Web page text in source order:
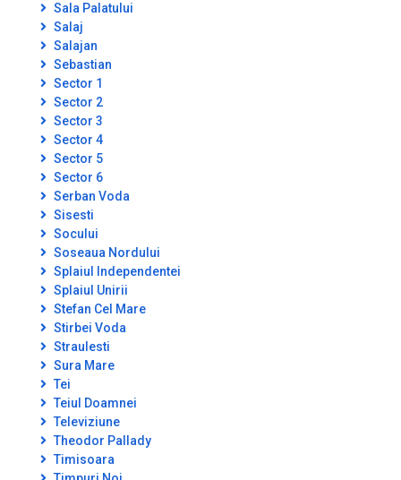
Sala Palatului
Salaj
Salajan
Sebastian
Sector 1
Sector 2
Sector 3
Sector 4
Sector 5
Sector 6
Serban Voda
Sisesti
Socului
Soseaua Nordului
Splaiul Independentei
Splaiul Unirii
Stefan Cel Mare
Stirbei Voda
Straulesti
Sura Mare
Tei
Teiul Doamnei
Televiziune
Theodor Pallady
Timisoara